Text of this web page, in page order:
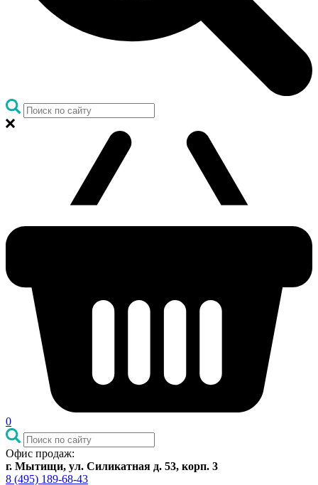
0
Офис продаж:
г. Мытищи, ул. Силикатная д. 53, корп. 3
8 (495) 189-68-43